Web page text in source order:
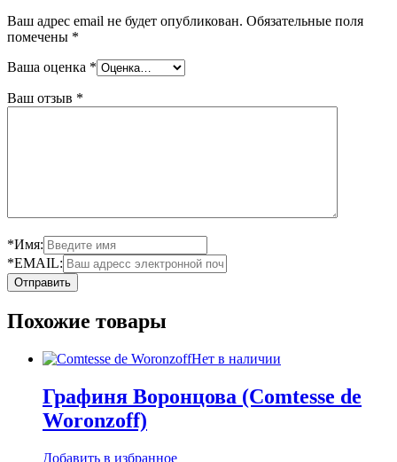
Ваш адрес email не будет опубликован. Обязательные поля
помечены *
Ваша оценка *
Ваш отзыв *
*Имя:
*EMAIL:
Похожие товары
Нет в наличии
Графиня Воронцова (Comtesse de
Woronzoff)
Добавить в избранное